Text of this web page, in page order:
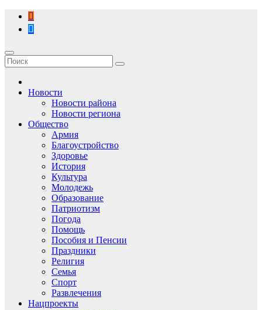
Перейти
содержимому
Новости
Новости района
Новости региона
Общество
Армия
Благоустройство
Здоровье
История
Культура
Молодежь
Образование
Патриотизм
Погода
Помощь
Пособия и Пенсии
Праздники
Религия
Семья
Спорт
Развлечения
Нацпроекты